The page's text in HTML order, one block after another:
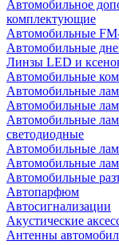
Автомобильное
комплектующие
Автомобильные
Автомобильные
Линзы LED и
Автомобильные
Автомобильные
Автомобильные
Автомобильные
светодиодные
Автомобильные
Автомобильные
Автомобильные
Автопарфюм
Автосигнализации
Акустические
Антенны